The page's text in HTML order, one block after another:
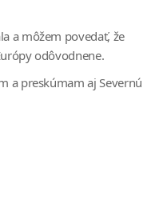
a môžem povedať, že
odôvodnene.
a preskúmam aj Severnú